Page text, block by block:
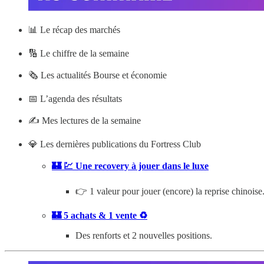
📊 Le récap des marchés
🔢 Le chiffre de la semaine
🗞️ Les actualités Bourse et économie
📅 L’agenda des résultats
✍️ Mes lectures de la semaine
💎 Les dernières publications du Fortress Club
🏰 💹 Une recovery à jouer dans le luxe
👉 1 valeur pour jouer (encore) la reprise chinoise.
🏰 5 achats & 1 vente ♻️
Des renforts et 2 nouvelles positions.